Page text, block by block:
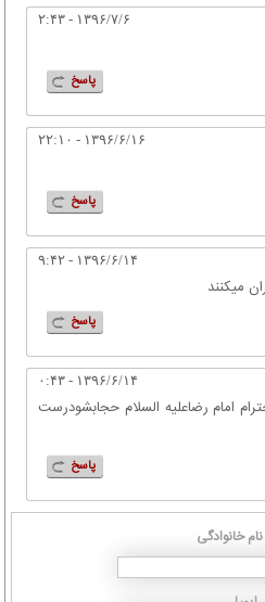
۱۳۹۶/۷/۶ - ۲:۴۳
پاسخ
۱۳۹۶/۶/۱۶ - ۲۲:۱۰
پاسخ
۱۳۹۶/۶/۱۴ - ۹:۴۲
میکنند
پاسخ
۱۳۹۶/۶/۱۴ - ۰:۴۳
امام رضاعلیه السلام حجابشودرست
پاسخ
خانوادگی